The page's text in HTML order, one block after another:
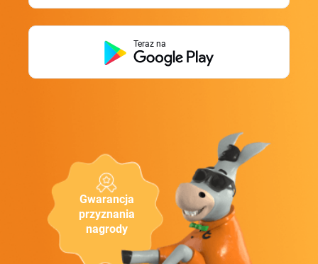
Gwarancja
przyznania
nagrody
Teraz na